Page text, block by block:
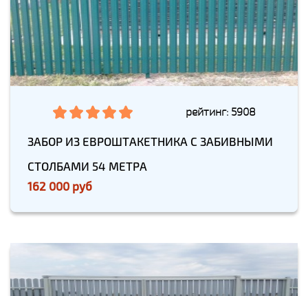
рейтинг: 5908
ЗАБОР ИЗ ЕВРОШТАКЕТНИКА С ЗАБИВНЫМИ
СТОЛБАМИ 54 МЕТРА
162 000 руб